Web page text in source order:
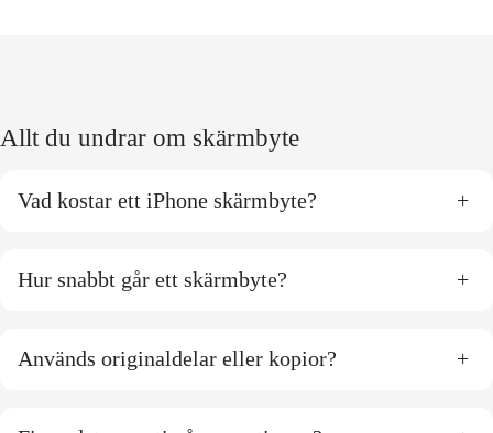
Allt du undrar om skärmbyte
Vad kostar ett iPhone skärmbyte? +
Hur snabbt går ett skärmbyte? +
Används originaldelar eller kopior? +